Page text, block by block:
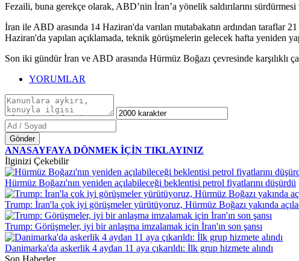
Fezaili, buna gerekçe olarak, ABD’nin İran’a yönelik saldırılarını
İran ile ABD arasında 14 Haziran'da varılan mutabakatın ardından taraflar
Haziran'da yapılan açıklamada, teknik görüşmelerin gelecek hafta yeniden
Son iki gündür İran ve ABD arasında Hürmüz Boğazı çevresinde karşılıklı
YORUMLAR
Gönder
ANASAYFAYA DÖNMEK İÇİN TIKLAYINIZ
İlginizi Çekebilir
Hürmüz Boğazı'nın yeniden açılabileceği beklentisi petrol fiyatlarını düşürdü
Trump: İran'la çok iyi görüşmeler yürütüyoruz, Hürmüz Boğazı yakında
Trump: Görüşmeler, iyi bir anlaşma imzalamak için İran'ın son şansı
Danimarka'da askerlik 4 aydan 11 aya çıkarıldı: İlk grup hizmete alındı
Son Haberler